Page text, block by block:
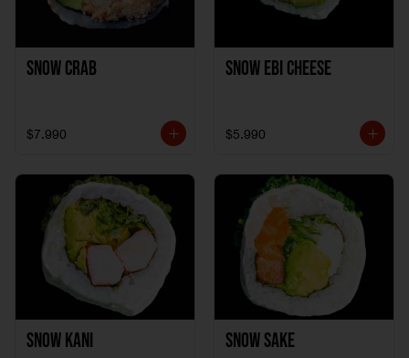
Snow Crab
$7.990
Snow Ebi Cheese
$5.990
Snow Kani Snow Sake